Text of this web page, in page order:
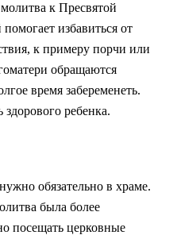
к Пресвятой
избавиться от
к примеру порчи или
обращаются
время забеременеть.
ребенка.
обязательно в храме.
была более
посещать церковные